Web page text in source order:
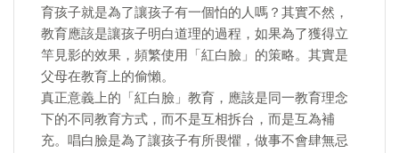
育孩子就是為了讓孩子有一個怕的人嗎？其實不然，
教育應該是讓孩子明白道理的過程，如果為了獲得立
竿見影的效果，頻繁使用「紅白臉」的策略。其實是
父母在教育上的偷懶。
真正意義上的「紅白臉」教育，應該是同一教育理念
下的不同教育方式，而不是互相拆台，而是互為補
充。唱白臉是為了讓孩子有所畏懼，做事不會肆無忌